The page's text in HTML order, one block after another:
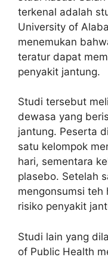
terkenal adalah
University of
menemukan
teratur dapat
penyakit jantung.
Studi tersebut
dewasa yang
jantung. Peserta
satu kelompok
hari, sementara
plasebo. Setelah
mengonsumsi teh
risiko penyakit
Studi lain yang
of Public Health